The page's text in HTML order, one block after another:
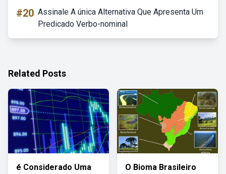
#20 Assinale A única Alternativa Que Apresenta Um
Predicado Verbo-nominal
Related Posts
é Considerado Uma
O Bioma Brasileiro